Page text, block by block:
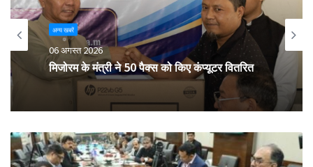
अन्य खबरें
06 अगस्त 2026
मिजोरम के मंत्री ने 50 पैक्स को किए कंप्यूटर वितरित